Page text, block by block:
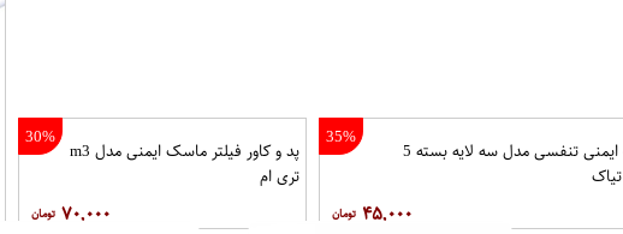
35%
ماسک ایمنی تنفسی مدل سه لایه بسته 5
۴۵,۰۰۰
30%
پد و کاور فیلتر ماسک ایمنی مدل m3
تری ام
۷۰,۰۰۰